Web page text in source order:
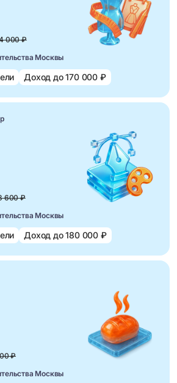
000 ₽
Москвы
Доход до 170 000 ₽
600 ₽
Москвы
Доход до 180 000 ₽
₽
Москвы